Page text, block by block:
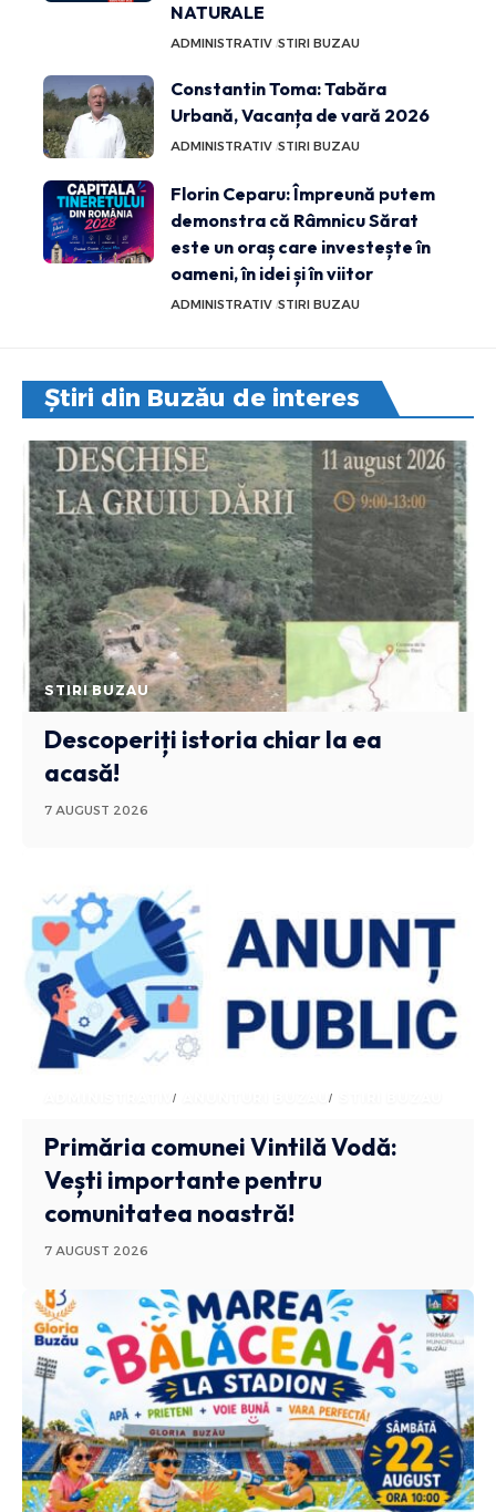
NATURALE
ADMINISTRATIV STIRI BUZAU
Constantin Toma: Tabăra
Urbană, Vacanța de vară 2026
ADMINISTRATIV STIRI BUZAU
Florin Ceparu: Împreună putem
demonstra că Râmnicu Sărat
este un oraș care investește în
oameni, în idei și în viitor
ADMINISTRATIV STIRI BUZAU
Știri din Buzău de interes
STIRI BUZAU
Descoperiți istoria chiar la ea
acasă!
7 AUGUST 2026
ADMINISTRATIV ANUNTURI BUZAU
Primăria comunei Vintilă Vodă:
Vești importante pentru
comunitatea noastră!
7 AUGUST 2026